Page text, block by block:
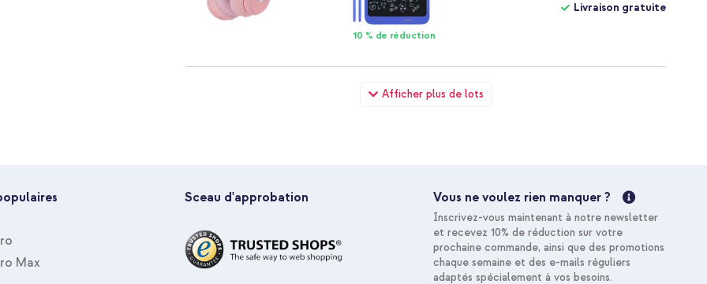
Afficher plus de lots
10 % de réduction
Livraison gratuite
imoshion Casque sans fil pour enfants LED Light - Limiteur de décibels - Avec câble AUX -
Rose + Câble de connexion audio Lightning vers Jack 3,5 mm - 1,2 m - Blanc
10 % de réduction
Livraison gratuite
Max
Sceau d'approbation Vous ne voulez rien manquer ?
Inscrivez-vous maintenant à notre newsletter
et recevez 10% de réduction sur votre
prochaine commande, ainsi que des promotions
chaque semaine et des e-mails réguliers
adaptés spécialement à vos besoins.